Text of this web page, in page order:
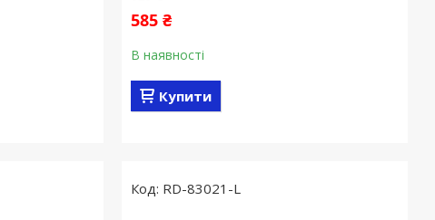
585 ₴
В наявності
Купити
RD-83021-L